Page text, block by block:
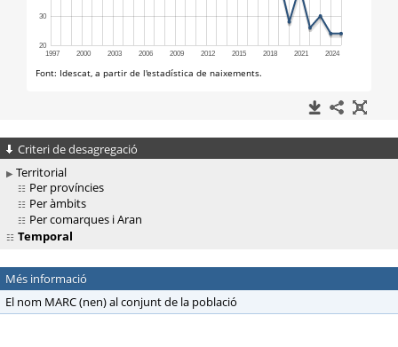
Criteri de desagregació
Territorial
Per províncies
Per àmbits
Per comarques i Aran
Temporal
Més informació
El nom MARC (nen) al conjunt de la població